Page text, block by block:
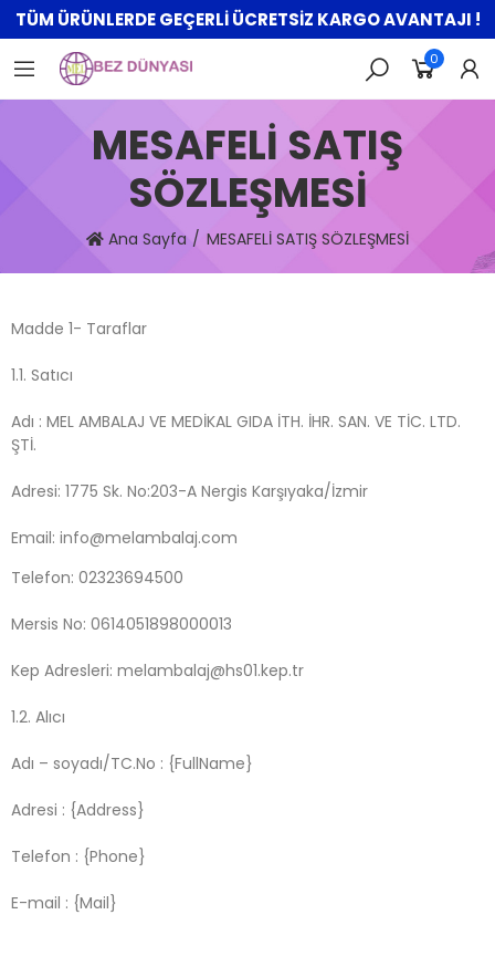
TÜM ÜRÜNLERDE GEÇERLİ ÜCRETSİZ KARGO AVANTAJI !
0
MESAFELİ SATIŞ
SÖZLEŞMESİ
Ana Sayfa MESAFELİ SATIŞ SÖZLEŞMESİ
Madde 1- Taraflar
1.1. Satıcı
Adı : MEL AMBALAJ VE MEDİKAL GIDA İTH. İHR. SAN. VE TİC. LTD.
ŞTİ.
Adresi: 1775 Sk. No:203-A Nergis Karşıyaka/İzmir
Email: info@melambalaj.com
Telefon: 02323694500
Mersis No: 0614051898000013
Kep Adresleri: melambalaj@hs01.kep.tr
1.2. Alıcı
Adı – soyadı/TC.No : {FullName}
Adresi : {Address}
Telefon : {Phone}
E-mail : {Mail}